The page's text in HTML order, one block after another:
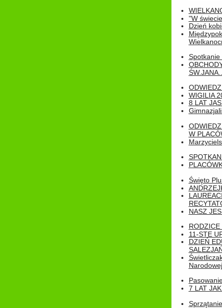
"W
Dzień
Spotkanie
WIGILIA
8 LAT
W
Święto
NASZ
RODZICE
11-STE
DZIEŃ
Narodowej
7 LAT